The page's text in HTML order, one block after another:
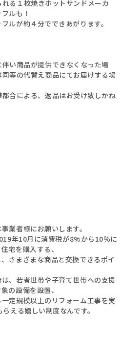
る１枚焼きホットサンドメーカ
ルも！
ルが約４分でできあがります。
伴い商品が提供できなくなった場
等の代替え商品にてお届けする場
都合による、返品はお受け致しかね
業者様にお願いします。
年10月に消費税が8%から10％に
宅を購入する、
さまざまな商品と交換できるポイ
、若者世帯や子育て世帯への支援
の設備を設置、
定規模以上のリフォーム工事を実
える嬉しい制度なんです。